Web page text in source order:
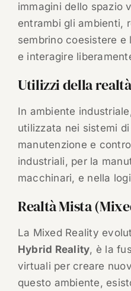
immagini dello spazio
entrambi gli ambienti,
sembrino coesistere e
e interagire
Utilizzi della
In ambiente
utilizzata nei sistemi
manutenzione e
industriali, per la
macchinari, e nella
Realtà Mista
La Mixed Reality
Hybrid Reality, è la
virtuali per creare
questo ambiente,